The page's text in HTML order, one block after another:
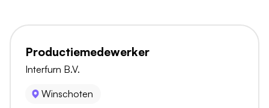
Productiemedewerker
Interfurn B.V.
Winschoten